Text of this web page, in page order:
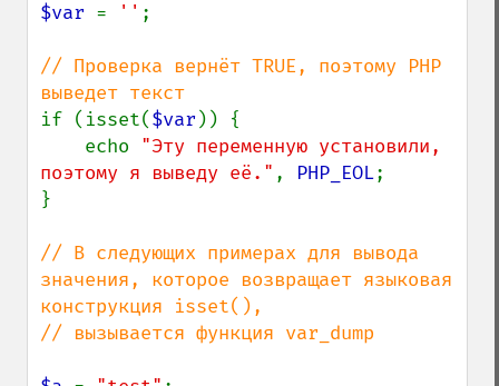
$var = '' ;
// Проверка вернёт TRUE, поэтому PHP
if (isset($var )) {
    echo
"Эту переменную установили,
поэтому я выведу её." , PHP_EOL;
}
// В следующих примерах для вывода
значения, которое возвращает языковая
конструкция isset(),
// вызывается функция var_dump